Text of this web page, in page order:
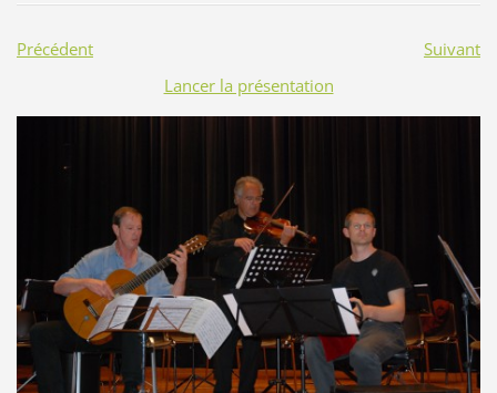
Précédent
Suivant
Lancer la présentation